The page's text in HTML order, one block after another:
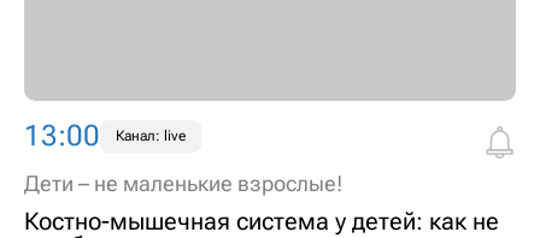
13:00 Канал: live
Дети – не маленькие взрослые!
Костно-мышечная система у детей: как не